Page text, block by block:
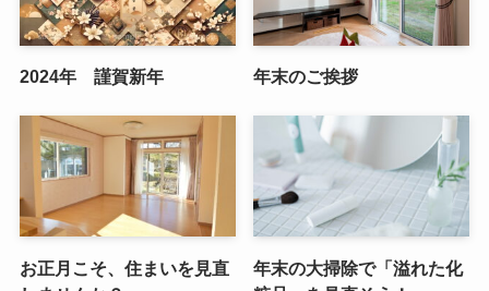
2024年 謹賀新年 年末のご挨拶
お正月こそ、住まいを見直
年末の大掃除で「溢れた化